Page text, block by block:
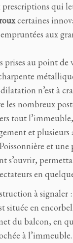
prescriptions qui
certaines
aux
prises au point de
n’est à
les nombreux
tout
et plusieurs
et
s’ouvrir,
en
à signaler
située en
du balcon, en
à